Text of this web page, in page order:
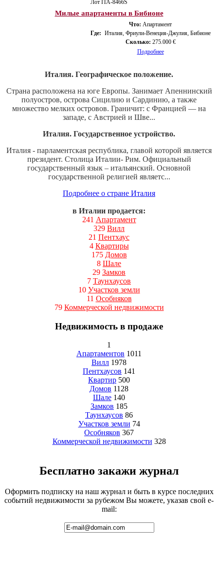
Лот ITA-8466S
Милые апартаменты в Бибионе
Что: Апартамент
Где: Италия, Фриули-Венеция-Джулия, Бибионе
Сколько: 275.000 €
Подробнее
Италия. Географическое положение.
Страна расположена на юге Европы. Занимает Апеннинский
полуостров, острова Сицилию и Сардинию, а также
множество мелких островов. Граничит: с Францией — на
западе, с Австрией и Шве...
Италия. Государственное устройство.
Италия - парламентская республика, главой которой является
президент. Столица Италии- Рим. Официальный
государственный язык – итальянский. Основной
государственной религией являетс...
Подробнее о стране Италия
в Италии продается:
241 Апартамент
329 Вилл
21 Пентхаус
4 Квартиры
175 Домов
8 Шале
29 Замков
7 Таунхаусов
10 Участков земли
11 Особняков
79 Коммерческой недвижимости
Недвижимость в продаже
1
Апартаментов 1011
Вилл 1978
Пентхаусов 141
Квартир 500
Домов 1128
Шале 140
Замков 185
Таунхаусов 86
Участков земли 74
Особняков 367
Коммерческой недвижимости 328
Бесплатно закажи журнал
Оформить подписку на наш журнал и быть в курсе последних
событий недвижимости за рубежом Вы можете, указав свой e-
mail: